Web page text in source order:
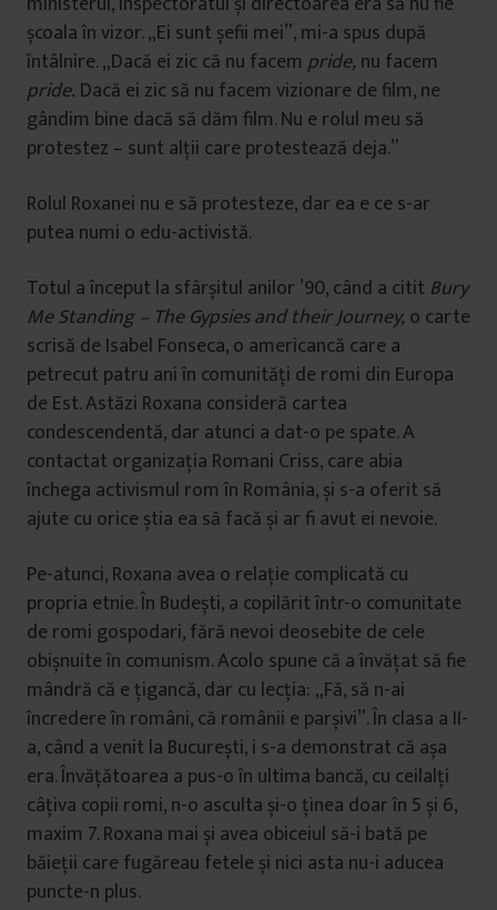
școala în vizor. „Ei sunt șefii mei”, mi-a spus după
întâlnire. „Dacă ei zic că nu facem pride, nu facem
pride. Dacă ei zic să nu facem vizionare de film, ne
gândim bine dacă să dăm film. Nu e rolul meu să
protestez – sunt alții care protestează deja.”
Rolul Roxanei nu e să protesteze, dar ea e ce s-ar
putea numi o edu-activistă.
Totul a început la sfârșitul anilor ’90, când a citit Bury
Me Standing – The Gypsies and their Journey, o carte
scrisă de Isabel Fonseca, o americancă care a
petrecut patru ani în comunități de romi din Europa
de Est. Astăzi Roxana consideră cartea
condescendentă, dar atunci a dat-o pe spate. A
contactat organizația Romani Criss, care abia
închega activismul rom în România, și s-a oferit să
ajute cu orice știa ea să facă și ar fi avut ei nevoie.
Pe-atunci, Roxana avea o relație complicată cu
propria etnie. În Budești, a copilărit într-o comunitate
de romi gospodari, fără nevoi deosebite de cele
obișnuite în comunism. Acolo spune că a învățat să fie
mândră că e țigancă, dar cu lecția: „Fă, să n-ai
încredere în români, că românii e parșivi”. În clasa a II-
a, când a venit la București, i s-a demonstrat că așa
era. Învățătoarea a pus-o în ultima bancă, cu ceilalți
câțiva copii romi, n-o asculta și-o ținea doar în 5 și 6,
maxim 7. Roxana mai și avea obiceiul să-i bată pe
băieții care fugăreau fetele și nici asta nu-i aducea
puncte-n plus.